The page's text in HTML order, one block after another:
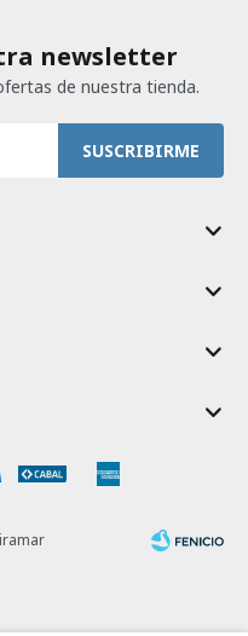
newsletter
de nuestra tienda.
SUSCRIBIRME